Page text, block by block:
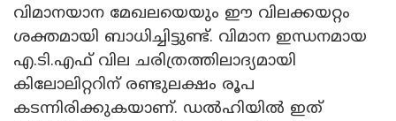
വിമാനയാന മേഖലയെയും ഈ വിലക്കയറ്റം
ശക്തമായി ബാധിച്ചിട്ടുണ്ട്. വിമാന ഇന്ധനമായ
എ.ടി.എഫ് വില ചരിത്രത്തിലാദ്യമായി
കിലോലിറ്ററിന് രണ്ടുലക്ഷം രൂപ
കടന്നിരിക്കുകയാണ്. ഡൽഹിയിൽ ഇത്